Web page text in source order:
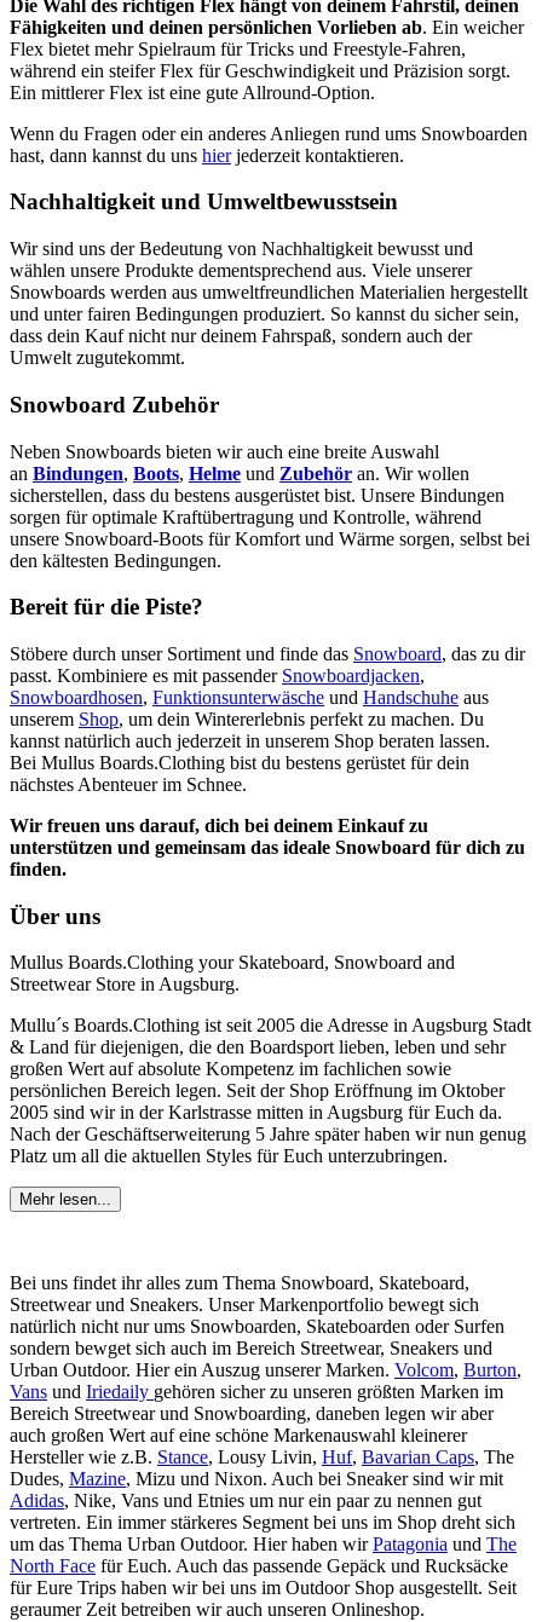
Die Wahl des richtigen Flex hängt von deinem Fahrstil, deinen
Fähigkeiten und deinen persönlichen Vorlieben ab. Ein weicher
Flex bietet mehr Spielraum für Tricks und Freestyle-Fahren,
während ein steifer Flex für Geschwindigkeit und Präzision sorgt.
Ein mittlerer Flex ist eine gute Allround-Option.
Wenn du Fragen oder ein anderes Anliegen rund ums Snowboarden
hast, dann kannst du uns hierjederzeit kontaktieren.
Nachhaltigkeit und Umweltbewusstsein
Wir sind uns der Bedeutung von Nachhaltigkeit bewusst und
wählen unsere Produkte dementsprechend aus. Viele unserer
Snowboards werden aus umweltfreundlichen Materialien hergestellt
und unter fairen Bedingungen produziert. So kannst du sicher sein,
dass dein Kauf nicht nur deinem Fahrspaß, sondern auch der
Umwelt zugutekommt.
Snowboard Zubehör
Neben Snowboards bieten wir auch eine breite Auswahl
an Bindungen, Boots, Helme und Zubehör an. Wir wollen
sicherstellen, dass du bestens ausgerüstet bist. Unsere Bindungen
sorgen für optimale Kraftübertragung und Kontrolle, während
unsere Snowboard-Boots für Komfort und Wärme sorgen, selbst bei
den kältesten Bedingungen.
Bereit für die Piste?
Stöbere durch unser Sortiment und finde das Snowboard, das zu dir
passt. Kombiniere es mit passender Snowboardjacken,
Snowboardhosen, Funktionsunterwäsche und Handschuhe aus
unserem Shop, um dein Wintererlebnis perfekt zu machen. Du
kannst natürlich auch jederzeit in unserem Shop beraten lassen.
Bei Mullus Boards.Clothing bist du bestens gerüstet für dein
nächstes Abenteuer im Schnee.
Wir freuen uns darauf, dich bei deinem Einkauf zu
unterstützen und gemeinsam das ideale Snowboard für dich zu
finden.
Über uns
Mullus Boards.Clothing your Skateboard, Snowboard and
Streetwear Store in Augsburg.
Mullu´s Boards.Clothing ist seit 2005 die Adresse in Augsburg Stadt
& Land für diejenigen, die den Boardsport lieben, leben und sehr
großen Wert auf absolute Kompetenz im fachlichen sowie
persönlichen Bereich legen. Seit der Shop Eröffnung im Oktober
2005 sind wir in der Karlstrasse mitten in Augsburg für Euch da.
Nach der Geschäftserweiterung 5 Jahre später haben wir nun genug
Platz um all die aktuellen Styles für Euch unterzubringen.
Mehr lesen...
Bei uns findet ihr alles zum Thema Snowboard, Skateboard,
Streetwear und Sneakers. Unser Markenportfolio bewegt sich
natürlich nicht nur ums Snowboarden, Skateboarden oder Surfen
sondern bewget sich auch im Bereich Streetwear, Sneakers und
Urban Outdoor. Hier ein Auszug unserer Marken. Volcom, Burton,
Vans und Iriedaily gehören sicher zu unseren größten Marken im
Bereich Streetwear und Snowboarding, daneben legen wir aber
auch großen Wert auf eine schöne Markenauswahl kleinerer
Hersteller wie z.B. Stance, Lousy Livin, Huf, Bavarian Caps, The
Dudes, Mazine, Mizu und Nixon. Auch bei Sneaker sind wir mit
Adidas, Nike, Vans und Etnies um nur ein paar zu nennen gut
vertreten. Ein immer stärkeres Segment bei uns im Shop dreht sich
um das Thema Urban Outdoor. Hier haben wirPatagonia und The
North Face für Euch. Auch das passende Gepäck und Rucksäcke
für Eure Trips haben wir bei uns im Outdoor Shop ausgestellt. Seit
geraumer Zeit betreiben wir auch unseren Onlineshop.